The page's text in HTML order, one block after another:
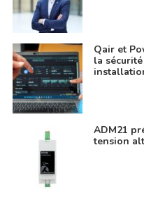
Qair et
la
ADM21
tension